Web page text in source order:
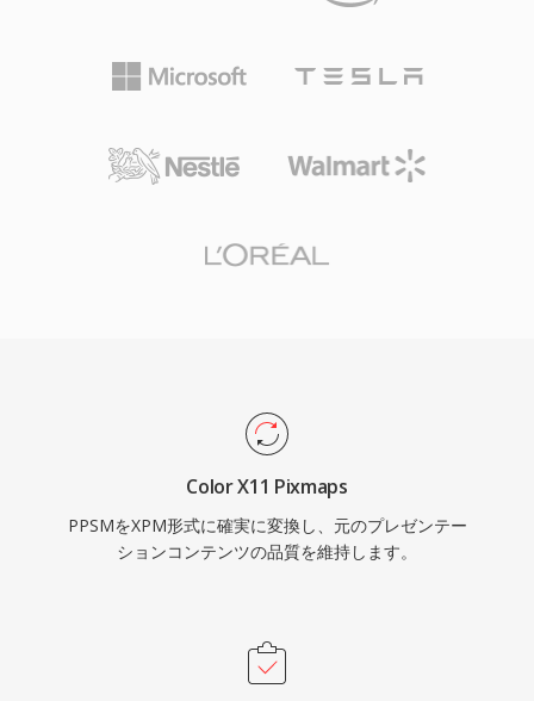
Color X11 Pixmaps
PPSMをXPM形式に確実に変換し、元のプレゼンテー
ションコンテンツの品質を維持します。